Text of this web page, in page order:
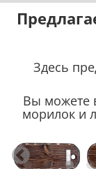
Здесь
Вы можете
морилок и